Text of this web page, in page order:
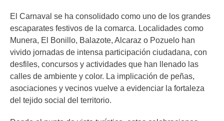
El Carnaval se ha consolidado como uno de los grandes
escaparates festivos de la comarca. Localidades como
Munera, El Bonillo, Balazote, Alcaraz o Pozuelo han
vivido jornadas de intensa participación ciudadana, con
desfiles, concursos y actividades que han llenado las
calles de ambiente y color. La implicación de peñas,
asociaciones y vecinos vuelve a evidenciar la fortaleza
del tejido social del territorio.